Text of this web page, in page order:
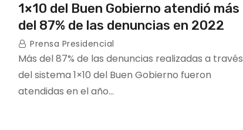
1×10 del Buen Gobierno atendió más
del 87% de las denuncias en 2022
Prensa Presidencial
Más del 87% de las denuncias realizadas a través
del sistema 1×10 del Buen Gobierno fueron
atendidas en el año…